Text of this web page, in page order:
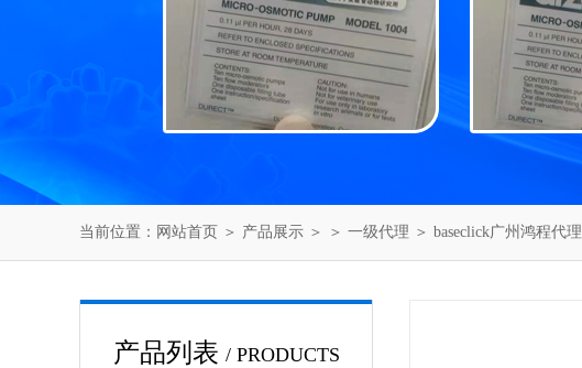
当前位置： 网站首页 ＞ 产品展示 ＞ ＞ 一级代理 ＞ baseclick广州鸿程代理
产品列表 / PRODUCTS